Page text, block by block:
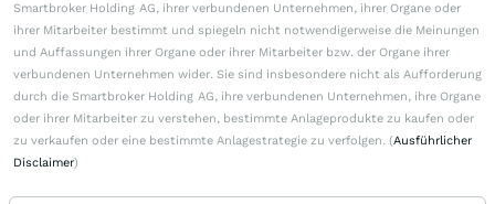
Smartbroker Holding AG, ihrer verbundenen Unternehmen, ihrer Organe oder
ihrer Mitarbeiter bestimmt und spiegeln nicht notwendigerweise die Meinungen
und Auffassungen ihrer Organe oder ihrer Mitarbeiter bzw. der Organe ihrer
verbundenen Unternehmen wider. Sie sind insbesondere nicht als Aufforderung
durch die Smartbroker Holding AG, ihre verbundenen Unternehmen, ihre Organe
oder ihrer Mitarbeiter zu verstehen, bestimmte Anlageprodukte zu kaufen oder
zu verkaufen oder eine bestimmte Anlagestrategie zu verfolgen. (Ausführlicher
Disclaimer)